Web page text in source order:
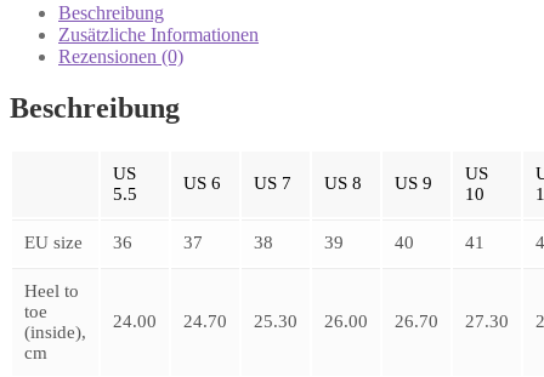
Beschreibung
Zusätzliche Informationen
Rezensionen (0)
Beschreibung
US
5.5
US 6 US 7 US 8 US 9
US
10
EU size 36 37 38 39 40 41
Heel to
toe
(inside),
cm
24.00 24.70 25.30 26.00 26.70 27.30